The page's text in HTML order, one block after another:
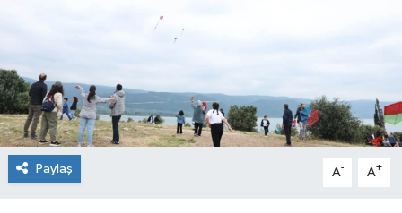
Paylaş A- A+
Türkiye